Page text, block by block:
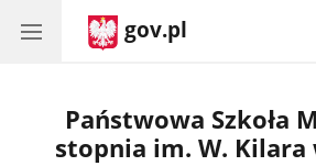
gov.pl
Państwowa Szkoła
stopnia im. W. Kilara